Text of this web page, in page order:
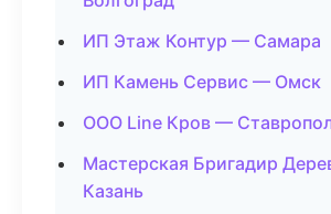
ИП Этаж Контур — Самара
ИП Камень Сервис — Омск
ООО Line Кров —
Мастерская Бригадир
Казань